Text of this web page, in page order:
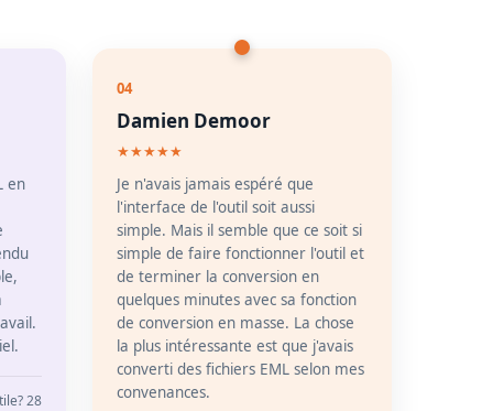
en
28
04
Damien Demoor
★★★★★
Je n'avais jamais espéré que
l'interface de l'outil soit aussi
simple. Mais il semble que ce soit si
simple de faire fonctionner l'outil et
de terminer la conversion en
quelques minutes avec sa fonction
de conversion en masse. La chose
la plus intéressante est que j'avais
converti des fichiers EML selon mes
convenances.